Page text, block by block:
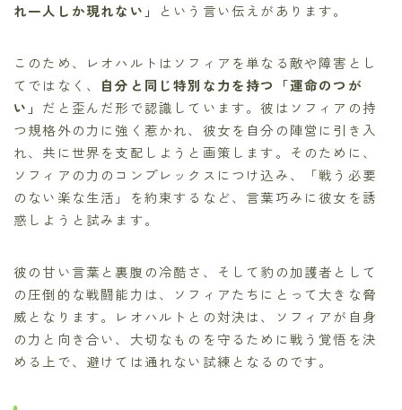
れ一人しか現れない」
という言い伝えがあります。
このため、レオハルトはソフィアを単なる敵や障害とし
てではなく、 自分と同じ特別な力を持つ「運命のつが
い」 だと歪んだ形で認識しています。彼はソフィアの持
つ規格外の力に強く惹かれ、彼女を自分の陣営に引き入
れ、共に世界を支配しようと画策します。そのために、
ソフィアの力のコンプレックスにつけ込み、「戦う必要
のない楽な生活」を約束するなど、言葉巧みに彼女を誘
惑しようと試みます。
彼の甘い言葉と裏腹の冷酷さ、そして豹の加護者として
の圧倒的な戦闘能力は、ソフィアたちにとって大きな脅
威となります。レオハルトとの対決は、ソフィアが自身
の力と向き合い、大切なものを守るために戦う覚悟を決
める上で、避けては通れない試練となるのです。